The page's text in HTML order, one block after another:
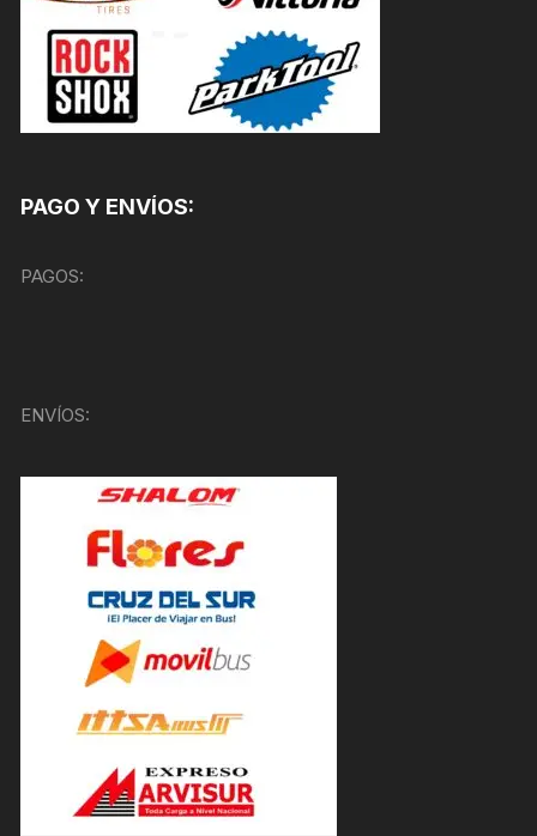
PAGO Y ENVÍOS:
PAGOS:
ENVÍOS: